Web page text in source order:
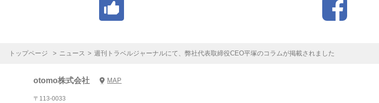
ニュース 週刊トラベルジャーナルにて、弊社代表取締役CEO平塚のコラムが掲載されました
otomo株式会社 MAP
〒113-0033